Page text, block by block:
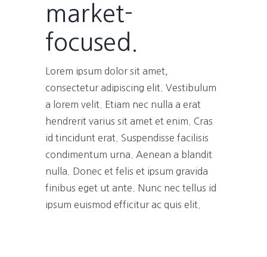
market-
focused.
Lorem ipsum dolor sit amet,
consectetur adipiscing elit. Vestibulum
a lorem velit. Etiam nec nulla a erat
hendrerit varius sit amet et enim. Cras
id tincidunt erat. Suspendisse facilisis
condimentum urna. Aenean a blandit
nulla. Donec et felis et ipsum gravida
finibus eget ut ante. Nunc nec tellus id
ipsum euismod efficitur ac quis elit.